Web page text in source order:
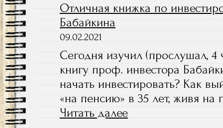
Отличная книжка по
Бабайкина
09.02.2021
Сегодня изучил (прослушал, 4
книгу проф. инвестора
начать инвестировать? Как
«на пенсию» в 35 лет, живя на
Читать далее: